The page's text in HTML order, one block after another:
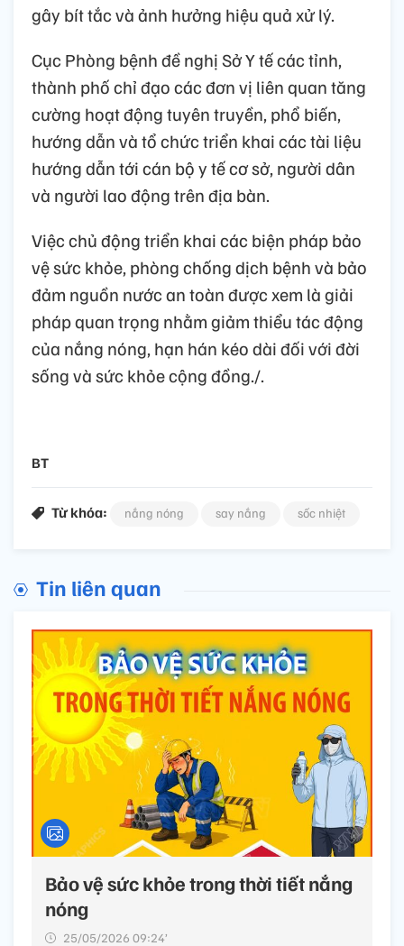
gây bít tắc và ảnh hưởng hiệu quả xử lý.
Cục Phòng bệnh đề nghị Sở Y tế các tỉnh,
thành phố chỉ đạo các đơn vị liên quan tăng
cường hoạt động tuyên truyền, phổ biến,
hướng dẫn và tổ chức triển khai các tài liệu
hướng dẫn tới cán bộ y tế cơ sở, người dân
và người lao động trên địa bàn.
Việc chủ động triển khai các biện pháp bảo
vệ sức khỏe, phòng chống dịch bệnh và bảo
đảm nguồn nước an toàn được xem là giải
pháp quan trọng nhằm giảm thiểu tác động
của nắng nóng, hạn hán kéo dài đối với đời
sống và sức khỏe cộng đồng./.
BT
Từ khóa: nắng nóng say nắng sốc nhiệt
Tin liên quan
Bảo vệ sức khỏe trong thời tiết nắng
nóng
25/05/2026 09:24’